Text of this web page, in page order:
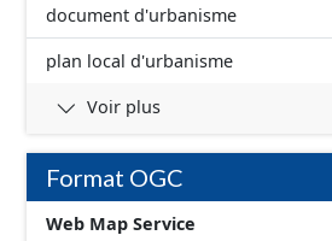
document d'urbanisme
plan local d'urbanisme
Voir plus
Format OGC
Web Map Service